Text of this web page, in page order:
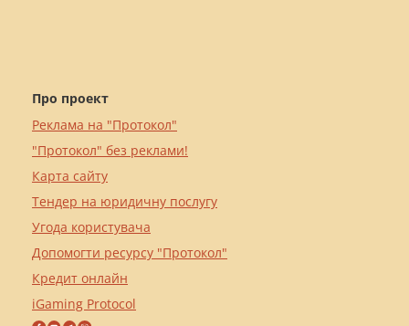
Про проект
Реклама на "Протокол"
"Протокол" без реклами!
Карта сайту
Тендер на юридичну послугу
Угода користувача
Допомогти ресурсу "Протокол"
Кредит онлайн
iGaming Protocol